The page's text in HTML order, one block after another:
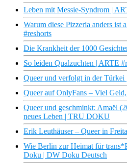
Leben mit Messie-Syndrom |
Warum diese Pizzeria anders ist
#reshorts
Die Krankheit der 1000
So leiden Qualzuchten | ARTE
Queer und verfolgt in der Türkei
Queer auf OnlyFans – Viel
Queer und geschminkt: Amaël
neues Leben | TRU DOKU
Erik Leuthäuser – Queer in
Wie Berlin zur Heimat für
Doku | DW Doku Deutsch